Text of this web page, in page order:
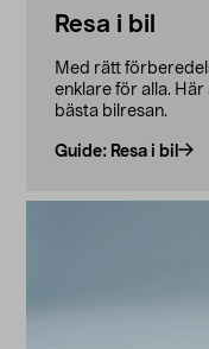
Resa i bil
Med rätt
enklare för alla.
bästa bilresan.
Guide: Resa i bil